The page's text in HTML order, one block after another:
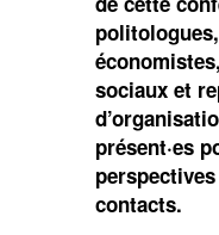
sociaux et
présent·es
contacts.